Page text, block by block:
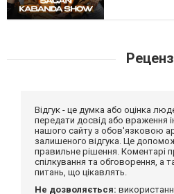
Відгук - це думка або оцінка
передати досвід або враження
нашого сайту з обов'язковою
залишеного відгука. Це
правильне рішення. Коментарі
спілкування та обговорення, а
питань, що цікавлять.
Не дозволяється: